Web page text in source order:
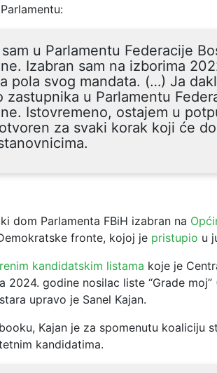
u Parlamentu Federacije
Izabran sam na izborima
pola svog mandata. (…) Ja
zastupnika u Parlamentu
Istovremeno, ostajem u
za svaki korak koji će
dom Parlamenta FBiH izabran na
fronte, kojoj je pristupio u
kandidatskim listama koje je
2024. godine nosilac liste “Grade moj”
upravo je Sanel Kajan.
Kajan je za spomenutu koaliciju
kandidatima.